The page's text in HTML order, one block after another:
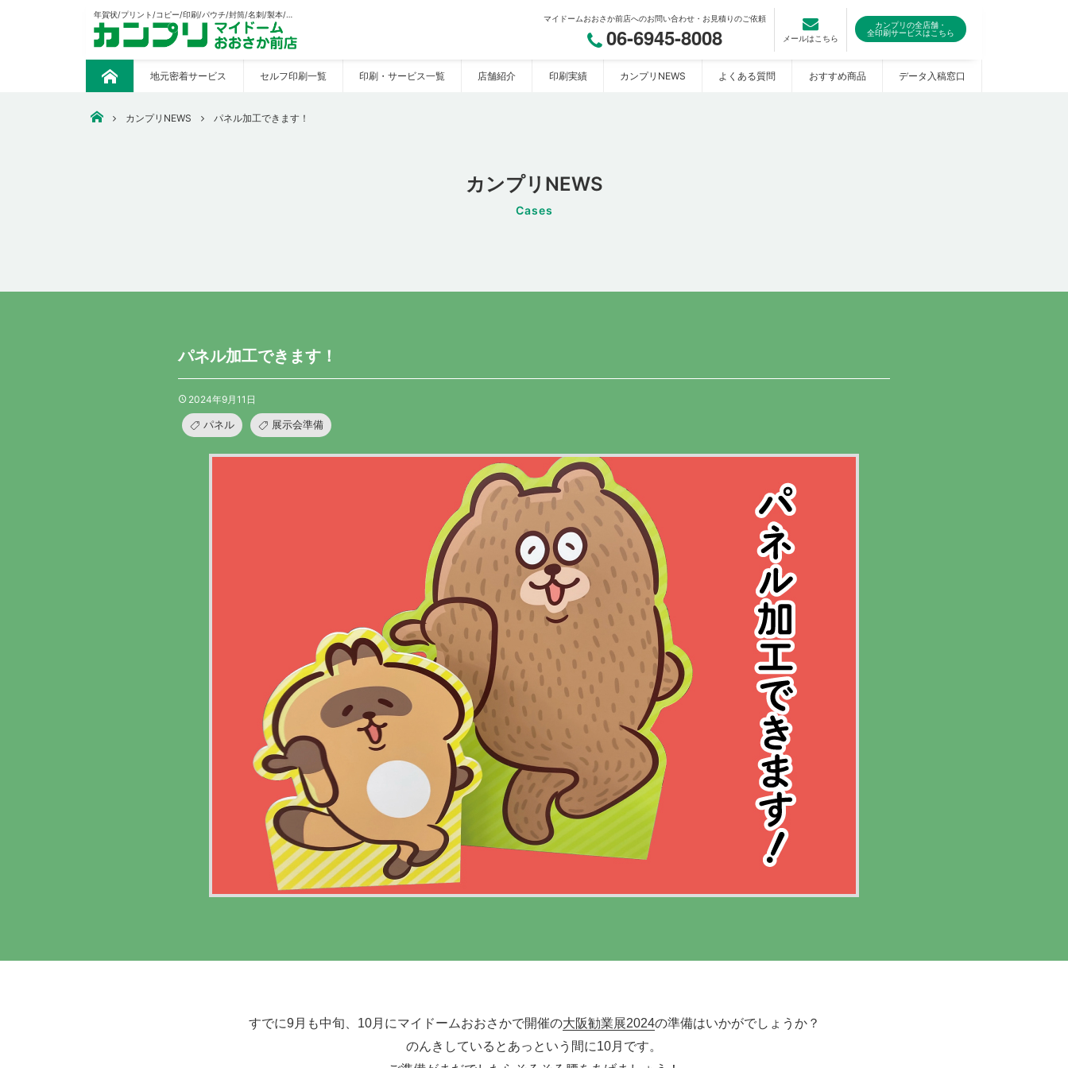
マイドームおおさか前店へのお問い合わせ・お見積りのご依頼
06-6945-8008 メールはこちら
カンプリの全店舗・
全印刷サービスはこちら
ト
プ
地元密着サービス セルフ印刷一覧 印刷・サービス一覧 店舗紹介 印刷実績 カンプリNEWS よくある質問 おすすめ商品 データ入稿窓口
大阪市中央区で安いコピー・印刷なら【カンプリマイドームおおさか】
カンプリNEWS パネル加工できます！
カンプリNEWS
Cases
パネル加工できます！
2024年9月11日
パネル 展示会準備
すでに9月も中旬、10月にマイドームおおさかで開催の大阪勧業展2024の準備はいかがでしょうか？
のんきしているとあっという間に10月です。